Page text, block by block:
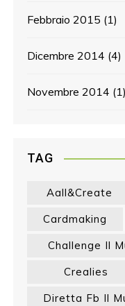
Febbraio 2015 (1)
Dicembre 2014 (4)
Novembre 2014 (1)
TAG
Aall&create
Cardmaking
Challenge Il
Crealies
Diretta Fb Il